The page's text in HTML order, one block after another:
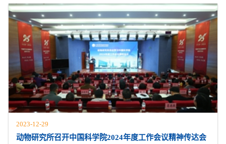
2023-12-29
动物研究所召开中国科学院2024年度工作会议精神传达会